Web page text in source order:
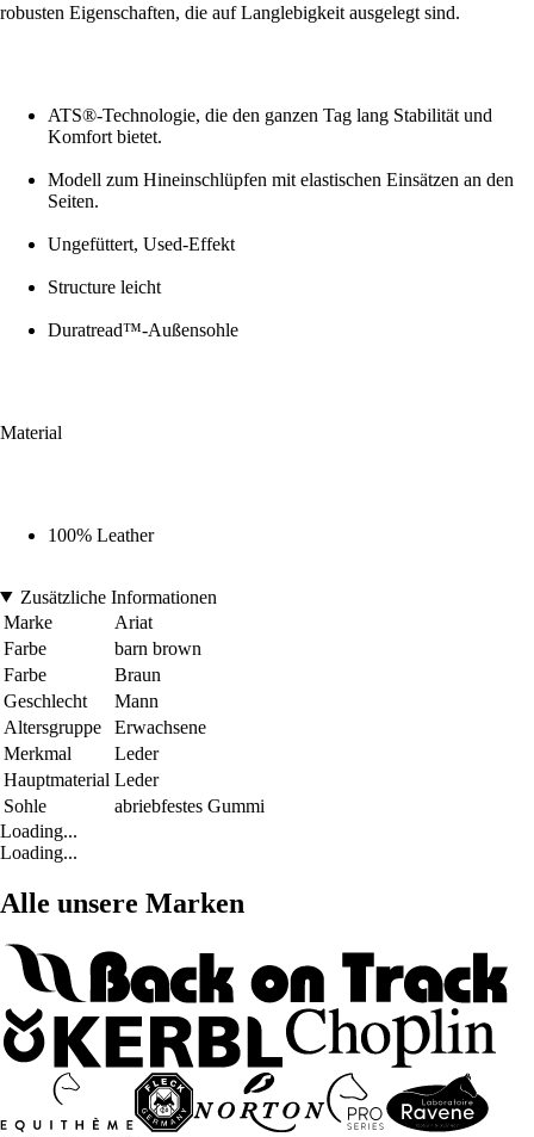
robusten Eigenschaften, die auf Langlebigkeit ausgelegt sind.
ATS®-Technologie, die den ganzen Tag lang Stabilität und
Komfort bietet.
Modell zum Hineinschlüpfen mit elastischen Einsätzen an den
Seiten.
Ungefüttert, Used-Effekt
Structure leicht
Duratread™-Außensohle
Material
100% Leather
Zusätzliche Informationen
Marke
Ariat
Farbe
barn brown
Farbe
Braun
Geschlecht
Mann
Altersgruppe
Erwachsene
Merkmal
Leder
Hauptmaterial Leder
Sohle
abriebfestes Gummi
Loading...
Loading...
Alle unsere Marken